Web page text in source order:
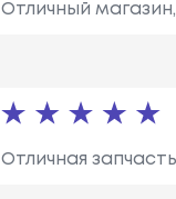
Отличный
Отличная